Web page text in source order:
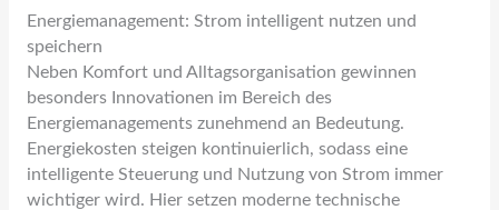
Energiemanagement: Strom intelligent nutzen und
speichern
Neben Komfort und Alltagsorganisation gewinnen
besonders Innovationen im Bereich des
Energiemanagements zunehmend an Bedeutung.
Energiekosten steigen kontinuierlich, sodass eine
intelligente Steuerung und Nutzung von Strom immer
wichtiger wird. Hier setzen moderne technische